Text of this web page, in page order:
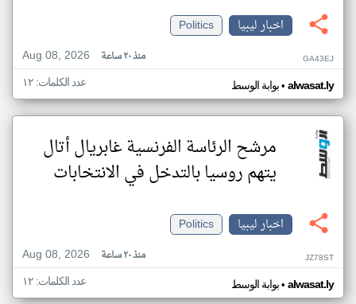
اخبار ليبيا
Politics
Aug 08, 2026
منذ ٢٠ ساعة GA43EJ
بوابة الوسط• alwasat.ly عدد الكلمات: ١٢
مرشح الرئاسة الفرنسية غابريال أتال
يتهم روسيا بالتدخل في الانتخابات
اخبار ليبيا
Politics
Aug 08, 2026
منذ ٢٠ ساعة JZ78ST
بوابة الوسط• alwasat.ly عدد الكلمات: ١٢